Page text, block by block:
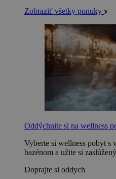
Zobraziť všetky ponuky
Oddýchnite si na wellness
Vyberte si wellness pobyt s
bazénom a užite si
Doprajte si oddych